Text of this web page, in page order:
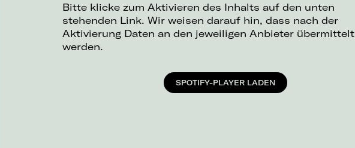
Bitte klicke zum Aktivieren des Inhalts auf den unten
stehenden Link. Wir weisen darauf hin, dass nach der
Aktivierung Daten an den jeweiligen Anbieter übermittelt
werden.
SPOTIFY-PLAYER LADEN